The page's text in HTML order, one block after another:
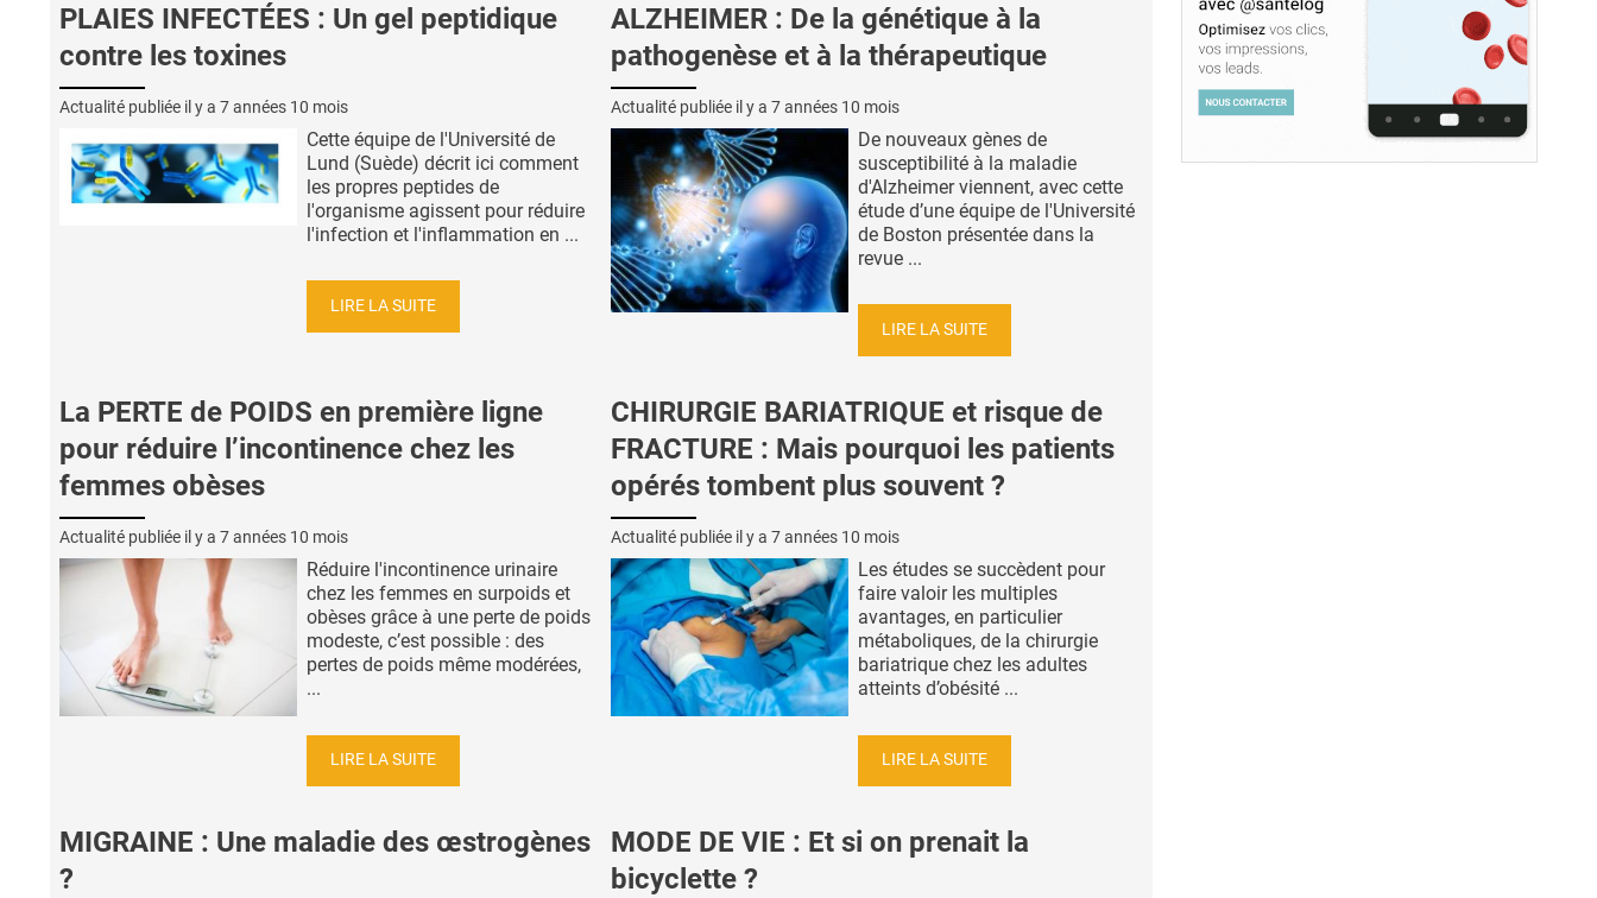
PLAIES INFECTÉES : Un gel peptidique
contre les toxines
Actualité publiée il y a 7 années 10 mois
Cette équipe de l'Université de
Lund (Suède) décrit ici comment
les propres peptides de
l'organisme agissent pour réduire
l'infection et l'inflammation en ...
LIRE LA SUITE
ALZHEIMER : De la génétique à la
pathogenèse et à la thérapeutique
Actualité publiée il y a 7 années 10 mois
De nouveaux gènes de
susceptibilité à la maladie
d'Alzheimer viennent, avec cette
étude d’une équipe de l'Université
de Boston présentée dans la
revue ...
LIRE LA SUITE
La PERTE de POIDS en première ligne
pour réduire l’incontinence chez les
femmes obèses
Actualité publiée il y a 7 années 10 mois
Réduire l'incontinence urinaire
chez les femmes en surpoids et
obèses grâce à une perte de poids
modeste, c’est possible : des
pertes de poids même modérées,
...
LIRE LA SUITE
CHIRURGIE BARIATRIQUE et risque de
FRACTURE : Mais pourquoi les patients
opérés tombent plus souvent ?
Actualité publiée il y a 7 années 10 mois
Les études se succèdent pour
faire valoir les multiples
avantages, en particulier
métaboliques, de la chirurgie
bariatrique chez les adultes
atteints d’obésité ...
LIRE LA SUITE
MIGRAINE : Une maladie des œstrogènes
?
MODE DE VIE : Et si on prenait la
bicyclette ?